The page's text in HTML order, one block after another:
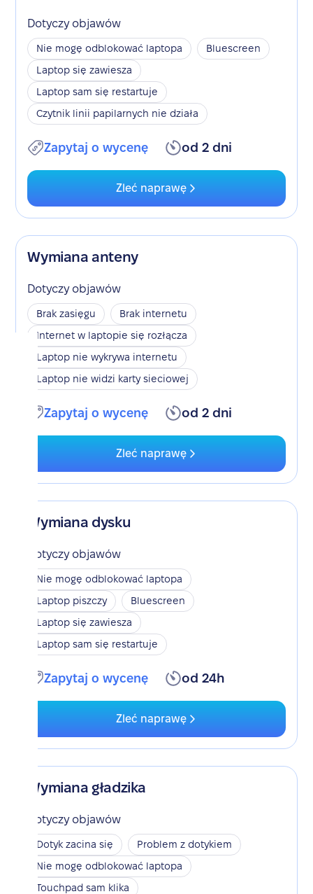
Dotyczy objawów
Nie mogę odblokować laptopa
Bluescreen
Laptop się zawiesza
Laptop sam się restartuje
Czytnik linii papilarnych nie działa
Zapytaj o wycenę od 2 dni
Zleć naprawę
Wymiana anteny
Dotyczy objawów
Brak zasięgu
Brak internetu
Internet w laptopie się rozłącza
Laptop nie wykrywa internetu
Laptop nie widzi karty sieciowej
Zapytaj o wycenę od 2 dni
Zleć naprawę
Wymiana dysku
Dotyczy objawów
Nie mogę odblokować laptopa
Laptop piszczy
Bluescreen
Laptop się zawiesza
Laptop sam się restartuje
Zapytaj o wycenę od 24h
Zleć naprawę
Wymiana gładzika
Dotyczy objawów
Dotyk zacina się
Problem z dotykiem
Nie mogę odblokować laptopa
Touchpad sam klika